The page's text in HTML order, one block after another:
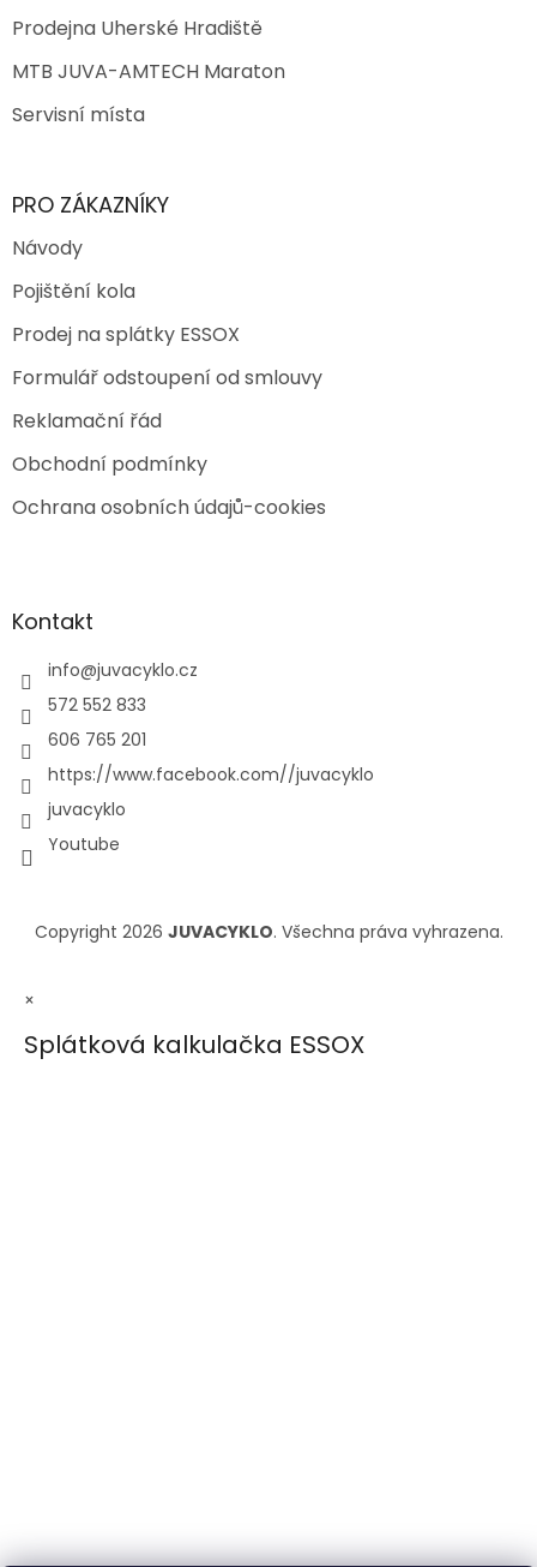
Prodejna Uherské Hradiště
MTB JUVA-AMTECH Maraton
Servisní místa
PRO ZÁKAZNÍKY
Návody
Pojištění kola
Prodej na splátky ESSOX
Formulář odstoupení od smlouvy
Reklamační řád
Obchodní podmínky
Ochrana osobních údajů-cookies
Kontakt
info@juvacyklo.cz
572 552 833
606 765 201
https://www.facebook.com//juvacyklo
juvacyklo
Youtube
Copyright 2026 JUVACYKLO. Všechna práva vyhrazena.
×
Splátková kalkulačka ESSOX